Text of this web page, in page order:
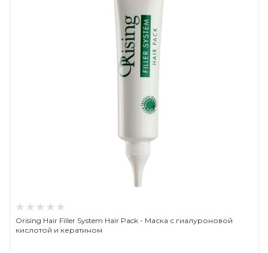
Orising Hair Filler System Hair Pack - Маска с гиалуроновой
кислотой и кератином